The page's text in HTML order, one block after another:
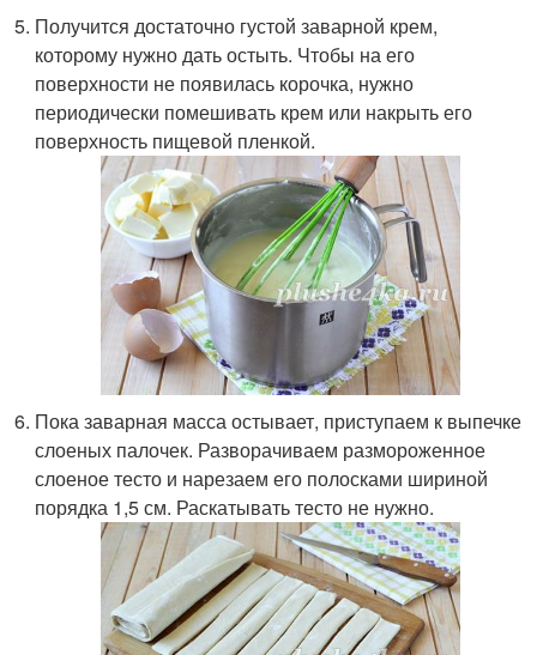
Получится достаточно густой заварной крем,
которому нужно дать остыть. Чтобы на его
поверхности не появилась корочка, нужно
периодически помешивать крем или накрыть его
поверхность пищевой пленкой.
Пока заварная масса остывает, приступаем к выпечке
слоеных палочек. Разворачиваем размороженное
слоеное тесто и нарезаем его полосками шириной
порядка 1,5 см. Раскатывать тесто не нужно.